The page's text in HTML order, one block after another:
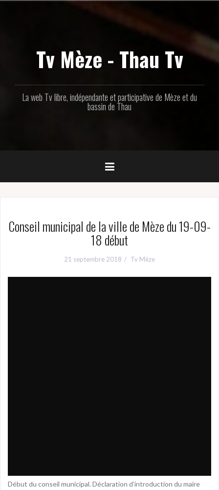
Tv Mèze - Thau Tv
La web Tv libre, indépendante et participative de Mèze et du
bassin de Thau
Conseil municipal de la ville de Mèze du 19-09-
18 début
21 septembre 2018 Tv Mèze
Début du conseil municipal. Déclaration d’introduction du maire